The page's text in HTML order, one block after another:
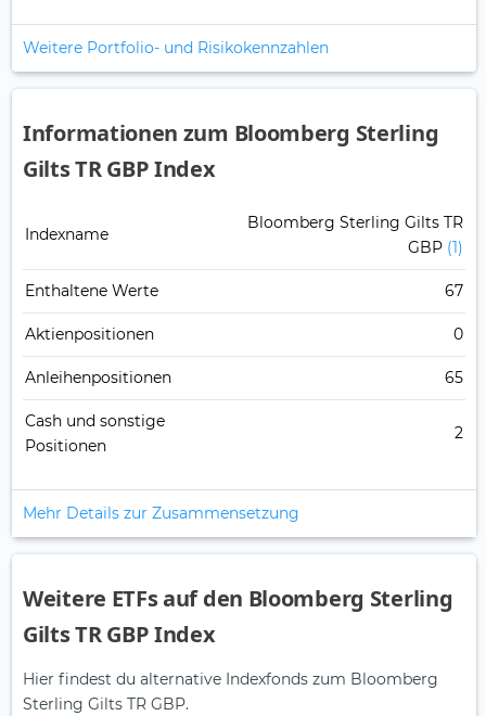
Weitere Portfolio- und Risikokennzahlen
Informationen zum Bloomberg Sterling
Gilts TR GBP Index
Indexname
Bloomberg Sterling Gilts TR
GBP (1)
Enthaltene Werte 67
Aktienpositionen 0
Anleihenpositionen 65
Cash und sonstige
Positionen
2
Mehr Details zur Zusammensetzung
Weitere ETFs auf den Bloomberg Sterling
Gilts TR GBP Index
Hier findest du alternative Indexfonds zum Bloomberg
Sterling Gilts TR GBP.